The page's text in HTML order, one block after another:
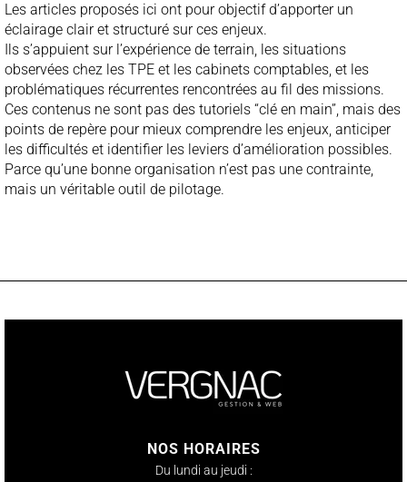
Les articles proposés ici ont pour objectif d’apporter un
éclairage clair et structuré sur ces enjeux.
Ils s’appuient sur l’expérience de terrain, les situations
observées chez les TPE et les cabinets comptables, et les
problématiques récurrentes rencontrées au fil des missions.
Ces contenus ne sont pas des tutoriels “clé en main”, mais des
points de repère pour mieux comprendre les enjeux, anticiper
les difficultés et identifier les leviers d’amélioration possibles.
Parce qu’une bonne organisation n’est pas une contrainte,
mais un véritable outil de pilotage.
NOS HORAIRES
Du lundi au jeudi :